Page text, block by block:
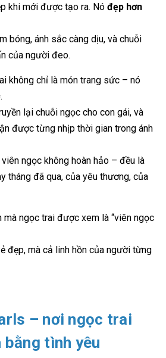
khi mới được tạo ra. Nó đẹp hơn
bóng, ánh sắc càng dịu, và chuỗi
của người đeo.
không chỉ là món trang sức – nó
.
lại chuỗi ngọc cho con gái, và
được từng nhịp thời gian trong ánh
ngọc không hoàn hảo – đều là
tháng đã qua, của yêu thương, của
mà ngọc trai được xem là “viên ngọc
đẹp, mà cả linh hồn của người từng
– nơi ngọc trai
tình yêu